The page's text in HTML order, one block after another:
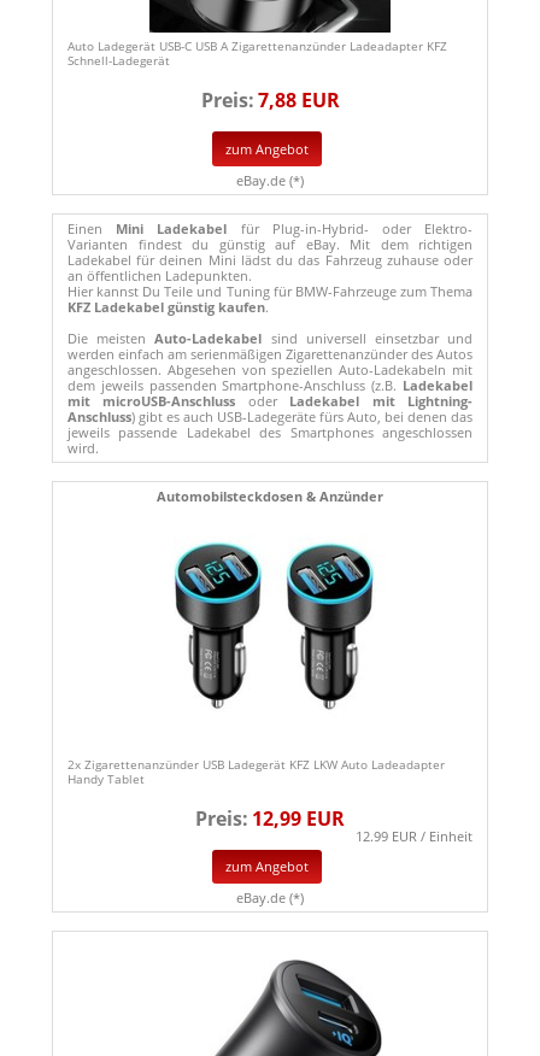
Auto Ladegerät USB-C USB A Zigarettenanzünder Ladeadapter KFZ
Schnell-Ladegerät
Preis:7,88 EUR
zum Angebot
eBay.de (*)
Einen Mini Ladekabel für Plug-in-Hybrid- oder Elektro-
Varianten findest du günstig auf eBay. Mit dem richtigen
Ladekabel für deinen Mini lädst du das Fahrzeug zuhause oder
an öffentlichen Ladepunkten.
Hier kannst Du Teile und Tuning für BMW-Fahrzeuge zum Thema
KFZ Ladekabel günstig kaufen.
Die meistenAuto-Ladekabel sind universell einsetzbar und
werden einfach am serienmäßigen Zigarettenanzünder des Autos
angeschlossen. Abgesehen von speziellen Auto-Ladekabeln mit
dem jeweils passenden Smartphone-Anschluss (z.B. Ladekabel
mit microUSB-Anschluss oder Ladekabel mit Lightning-
Anschluss) gibt es auch USB-Ladegeräte fürs Auto, bei denen das
jeweils passende Ladekabel des Smartphones angeschlossen
wird.
Automobilsteckdosen & Anzünder
2x Zigarettenanzünder USB Ladegerät KFZ LKW Auto Ladeadapter
Handy Tablet
Preis: 12,99 EUR
12.99 EUR / Einheit
zum Angebot
eBay.de (*)